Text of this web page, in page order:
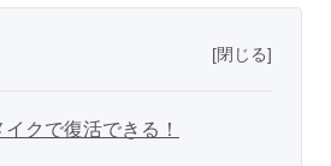
[閉じる]
クで復活できる！